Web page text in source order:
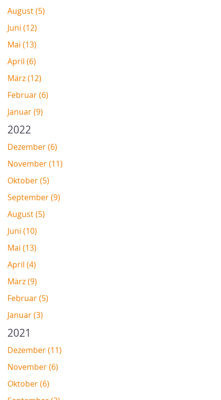
August (5)
Juni (12)
Mai (13)
April (6)
März (12)
Februar (6)
Januar (9)
2022
Dezember (6)
November (11)
Oktober (5)
September (9)
August (5)
Juni (10)
Mai (13)
April (4)
März (9)
Februar (5)
Januar (3)
2021
Dezember (11)
November (6)
Oktober (6)